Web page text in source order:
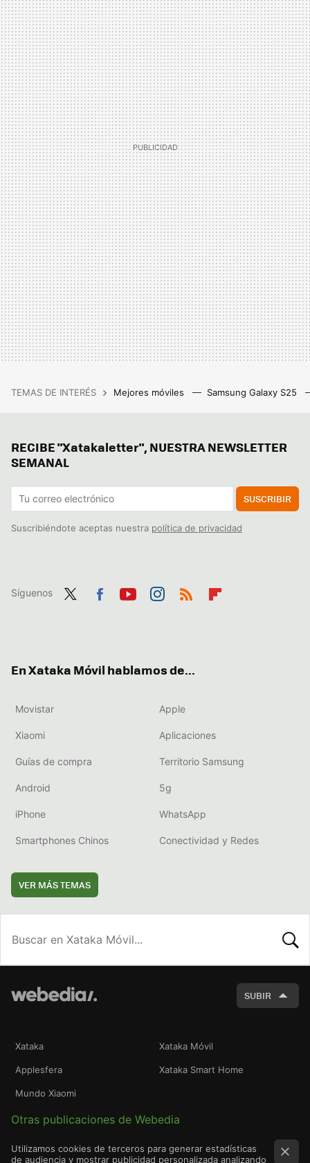
TEMAS DE INTERÉS Mejores móviles Samsung Galaxy S25
RECIBE "Xatakaletter", NUESTRA NEWSLETTER
SEMANAL
SUSCRIBIR
Suscribiéndote aceptas nuestra política de privacidad
Síguenos
En Xataka Móvil hablamos de...
Movistar Apple
Xiaomi Aplicaciones
Guías de compra Territorio Samsung
Android 5g
iPhone WhatsApp
Smartphones Chinos Conectividad y Redes
VER MÁS TEMAS
SUBIR
Xataka Xataka Móvil
Applesfera Xataka Smart Home
Mundo Xiaomi
Otras publicaciones de Webedia
Utilizamos cookies de terceros para generar estadísticas
de audiencia y mostrar publicidad personalizada analizando